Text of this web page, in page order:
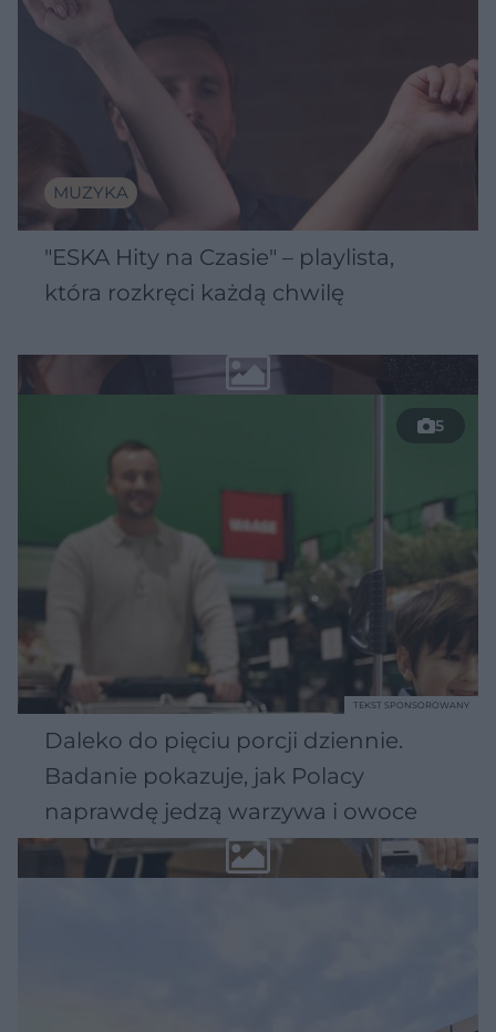
MUZYKA
"ESKA Hity na Czasie" – playlista,
która rozkręci każdą chwilę
5
Daleko do pięciu porcji dziennie.
Badanie pokazuje, jak Polacy
naprawdę jedzą warzywa i owoce
TEKST SPONSOROWANY